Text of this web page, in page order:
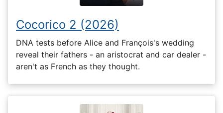
Cocorico 2 (2026)
DNA tests before Alice and François's wedding
reveal their fathers - an aristocrat and car dealer -
aren't as French as they thought.